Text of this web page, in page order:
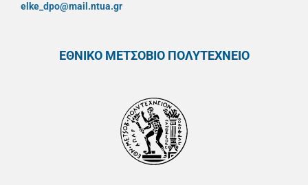
elke_dpo@mail.ntua.gr
ΕΘΝΙΚΟ ΜΕΤΣΟΒΙΟ ΠΟΛΥΤΕΧΝΕΙΟ